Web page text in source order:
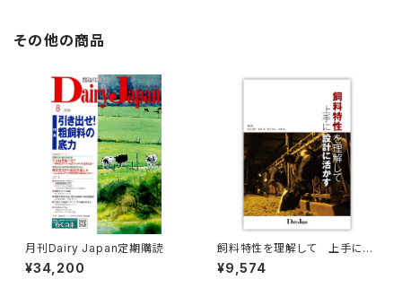
その他の商品
月刊Dairy Japan定期購読
¥34,200
飼料特性を理解して 上手に設
計に活かす
¥9,574